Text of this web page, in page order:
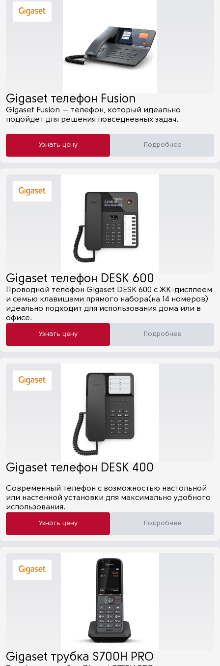
Gigaset телефон Fusion
Gigaset Fusion — телефон, который идеально
подойдет для решения повседневных задач.
Узнать цену Подробнее
Gigaset телефон DESK 600
Проводной телефон Gigaset DESK 600 с ЖК-дисплеем
и семью клавишами прямого набора(на 14 номеров)
идеально подходит для использования дома или в
офисе.
Узнать цену Подробнее
Gigaset телефон DESK 400
Современный телефон с возможностью настольной
или настенной установки для максимально удобного
использования.
Узнать цену Подробнее
Gigaset трубка S700H PRO